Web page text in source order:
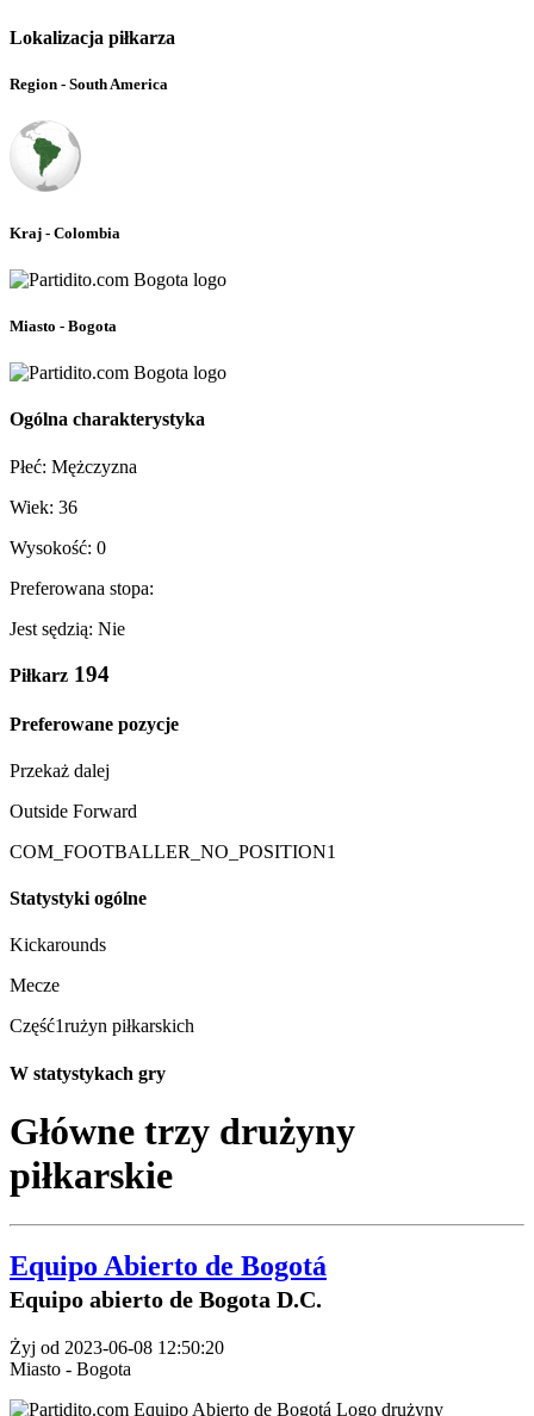
Lokalizacja piłkarza
Region - South America
Kraj - Colombia
Miasto - Bogota
Ogólna charakterystyka
Płeć: Mężczyzna
Wiek: 36
Wysokość: 0
Preferowana stopa:
Jest sędzią: Nie
Piłkarz 194
Preferowane pozycje
Przekaż dalej
Outside Forward
COM_FOOTBALLER_NO_POSITION1
Statystyki ogólne
Kickarounds
Mecze
Część1rużyn piłkarskich
W statystykach gry
Główne trzy drużyny
piłkarskie
Equipo Abierto de Bogotá
Equipo abierto de Bogota D.C.
Żyj od 2023-06-08 12:50:20
Miasto - Bogota